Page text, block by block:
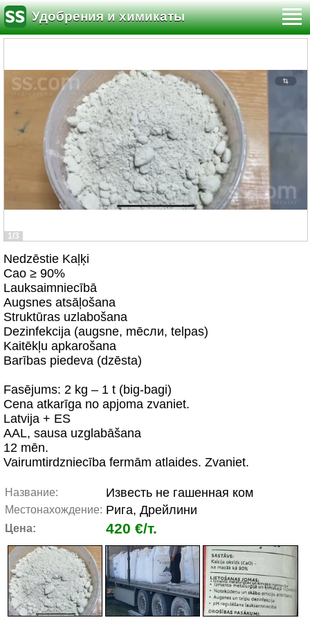
Удобрения и химикаты
1/3
Nedzēstie Kaļķi
Cao ≥ 90%
Lauksaimniecībā
Augsnes atsāļošana
Struktūras uzlabošana
Dezinfekcija (augsne, mēсли, telpas)
Kaitēkļu apkarošana
Barības piedeva (dzēsta)
Fasējums: 2 kg – 1 t (big-bagi)
Cena atkarīga no apjoma zvaniet.
Latvija + ES
AAL, sausa uzglabāšana
12 mēn.
Vairumtirdzniecība fermām atlaides. Zvaniet.
Название: Известь не гашенная ком
Местонахождение: Рига, Дрейлини
Цена: 420 €/т.